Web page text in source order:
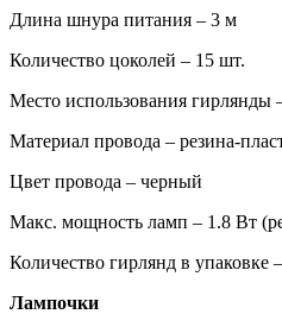
Длина шнура питания – 3 м
Количество цоколей – 15 шт.
Место использования гирлянды
Материал провода – резина-
Цвет провода – черный
Макс. мощность ламп – 1.8 Вт
Количество гирлянд в упаковке
Лампочки